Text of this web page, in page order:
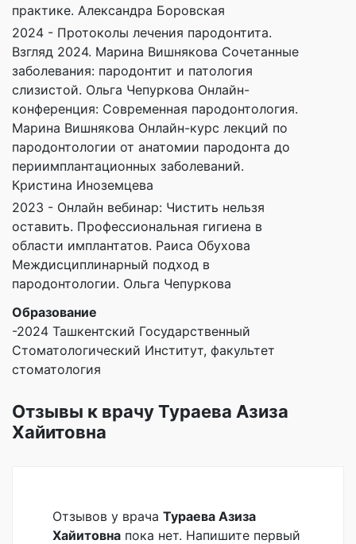
практике. Александра Боровская
2024 - Протоколы лечения пародонтита.
Взгляд 2024. Марина Вишнякова Сочетанные
заболевания: пародонтит и патология
слизистой. Ольга Чепуркова Онлайн-
конференция: Современная пародонтология.
Марина Вишнякова Онлайн-курс лекций по
пародонтологии от анатомии пародонта до
периимплантационных заболеваний.
Кристина Иноземцева
2023 - Онлайн вебинар: Чистить нельзя
оставить. Профессиональная гигиена в
области имплантатов. Раиса Обухова
Междисциплинарный подход в
пародонтологии. Ольга Чепуркова
Образование
-2024 Ташкентский Государственный
Стоматологический Институт, факультет
стоматология
Отзывы к врачу Тураева Азиза
Хайитовна
Отзывов у врача Тураева Азиза
Хайитовна пока нет. Напишите первый